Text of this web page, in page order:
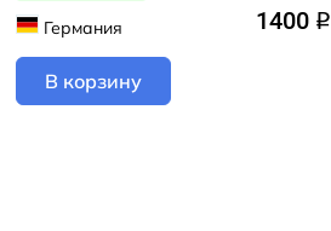
Германия
1400 q
В корзину